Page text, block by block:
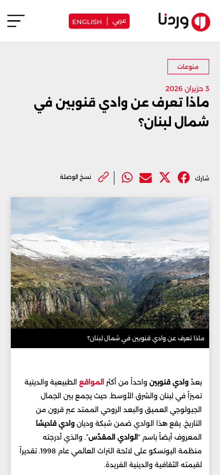
عربي ENGLISH
منوعات
3 حزيران 2026
ماذا تعرف عن وادي قنوبين في
شمال لبنان؟
شارك نسخ الوصلة
ماذا تعرف عن وادي قنوبين في شمال لبنان؟
يعدّوادي قنوبين واحداً من أكثر المواقع
الطبيعية والدينية
تميزاً في لبنان والشرق الأوسط. حيث يجمع بين الجمال
الجيولوجي العميق والبعد الروحي الممتد عبر قرون من
التاريخ. يقع هذا الوادي ضمن شبكة وديانوادي قاديشا
المعروف أيضاً باسم “ الوادي المقدّس”. والذي أدرجته
منظمة اليونسكو على لائحة التراث العالمي عام 1998. تقديراً
لقيمته الثقافية والدينية الفريدة.